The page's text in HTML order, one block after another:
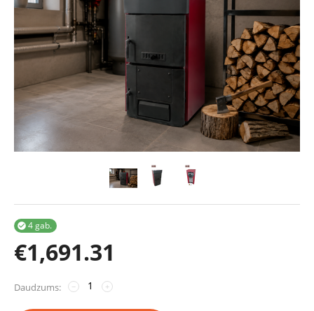
4 gab.

€1,691.31
Daudzums: +
−